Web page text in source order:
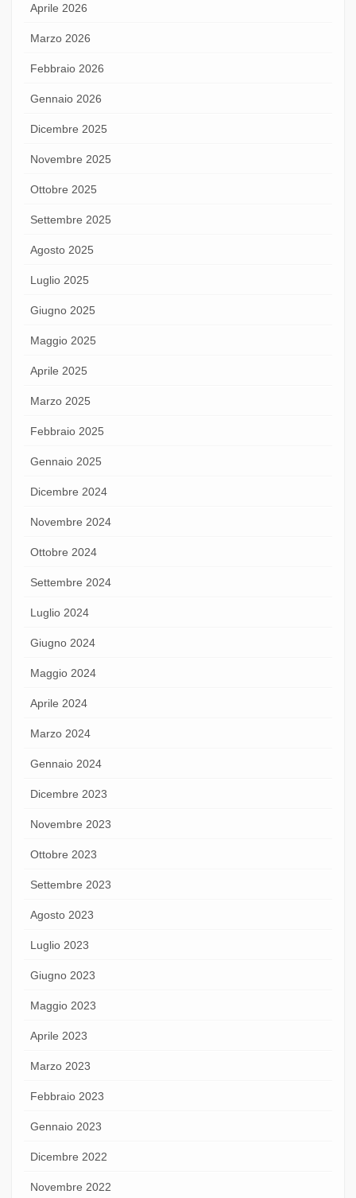
Aprile 2026
Marzo 2026
Febbraio 2026
Gennaio 2026
Dicembre 2025
Novembre 2025
Ottobre 2025
Settembre 2025
Agosto 2025
Luglio 2025
Giugno 2025
Maggio 2025
Aprile 2025
Marzo 2025
Febbraio 2025
Gennaio 2025
Dicembre 2024
Novembre 2024
Ottobre 2024
Settembre 2024
Luglio 2024
Giugno 2024
Maggio 2024
Aprile 2024
Marzo 2024
Gennaio 2024
Dicembre 2023
Novembre 2023
Ottobre 2023
Settembre 2023
Agosto 2023
Luglio 2023
Giugno 2023
Maggio 2023
Aprile 2023
Marzo 2023
Febbraio 2023
Gennaio 2023
Dicembre 2022
Novembre 2022